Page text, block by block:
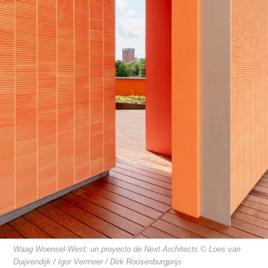
Waag Woensel-West: un proyecto de Next Architects © Loes van
Duijvendijk / Igor Vermeer / Dirk Roosenburgprijs